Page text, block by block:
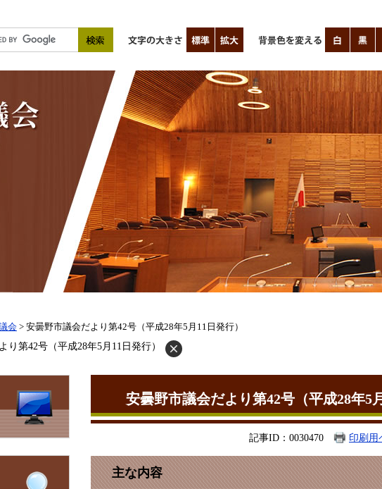
会 > 安曇野市議会だより第42号（平成28年5月11日発行）
り第42号（平成28年5月11日発行）
安曇野市議会だより第42号（平成28年5
記事ID：0030470 印刷用
主な内容